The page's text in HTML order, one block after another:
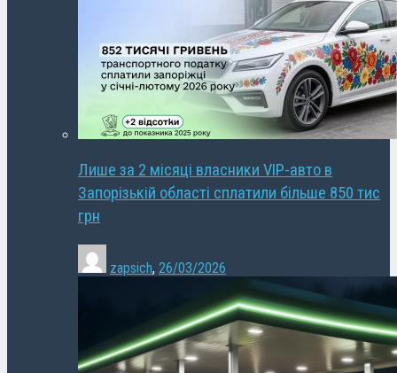
Лише за 2 місяці власники VIP-авто в
Запорізькій області сплатили більше 850 тис
грн
zapsich, 26/03/2026